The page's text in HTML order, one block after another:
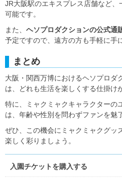
JR大阪駅のエキスプレス店舗など、
可能です。
また、 ヘソプロダクションの公式通
予定ですので、遠方の方も手軽に手
まとめ
大阪・関西万博におけるヘソプロダ
は、どれも生活を楽しくする仕掛け
特に、ミャクミャクキャラクターの
は、年齢や性別を問わずファンを魅
ぜひ、この機会にミャクミャクグッ
楽しく彩りましょう。
入園チケットを購入する